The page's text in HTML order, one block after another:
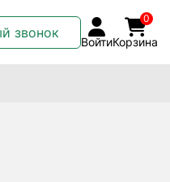
звонок
ВойтиКорзина
0